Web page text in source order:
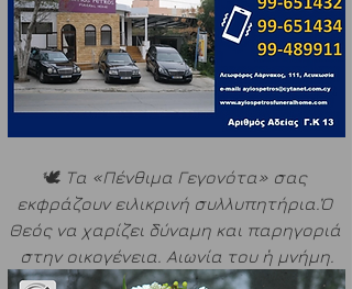
🕊️ Τα «Πένθιμα Γεγονότα» σας
εκφράζουν ειλικρινή συλλυπητήρια.Ὁ
Θεός να χαρίζει δύναμη και παρηγοριά
στην οικογένεια. Αιωνία του ἡ μνήμη.